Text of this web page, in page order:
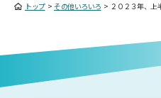
トップ> その他いろいろ > ２０２３年、上